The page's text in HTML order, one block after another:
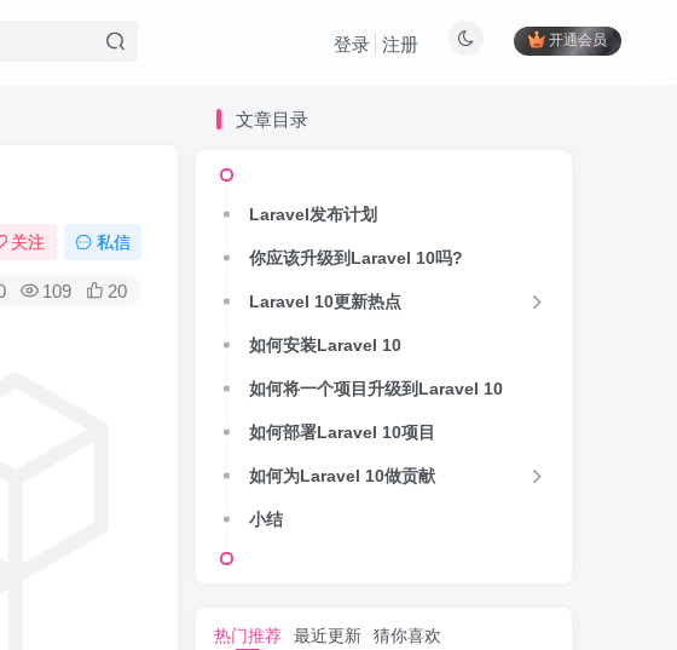
开通会员
登录 注册
关注 私信
109 20
文章目录
Laravel发布计划
你应该升级到Laravel 10吗?
Laravel 10更新热点
如何安装Laravel 10
如何将一个项目升级到Laravel 10
如何部署Laravel 10项目
如何为Laravel 10做贡献
小结
热门推荐 最近更新 猜你喜欢